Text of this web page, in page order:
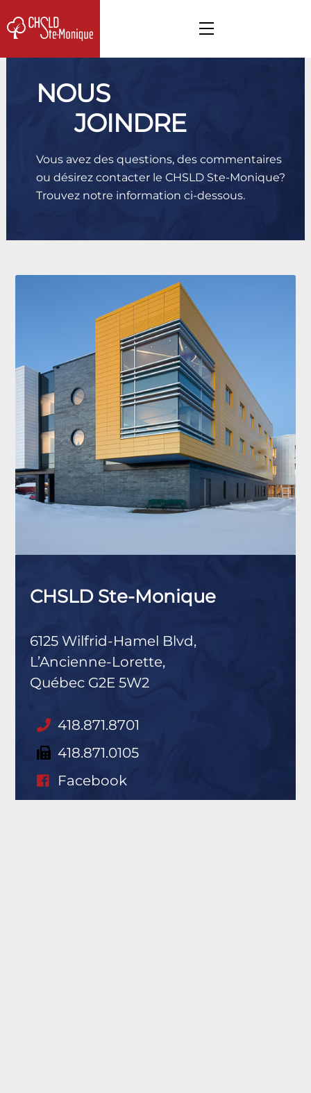
to
Menu
NOUS
JOINDRE
Vous avez des questions, des commentaires
ou désirez contacter le CHSLD Ste-Monique?
Trouvez notre information ci-dessous.
CHSLD Ste-Monique
6125 Wilfrid-Hamel Blvd,
L’Ancienne-Lorette,
Québec G2E 5W2
418.871.8701
418.871.0105
Facebook